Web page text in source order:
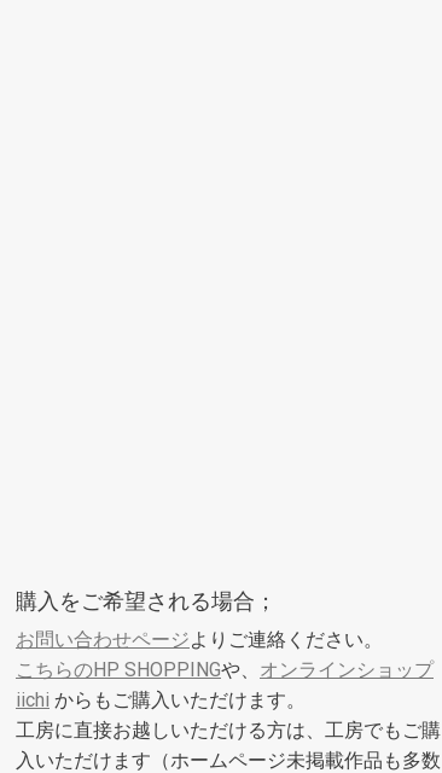
購入をご希望される場合；
お問い合わせページよりご連絡ください。
こちらのHP SHOPPINGや、 オンラインショップ
iichi からもご購入いただけます。
工房に直接お越しいただける方は、工房でもご購
入いただけます（ホームページ未掲載作品も多数